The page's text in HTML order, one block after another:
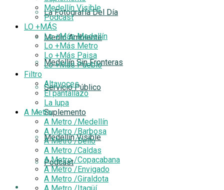
La Fotografía Del Día
Medio Ambiente
Medellín Sin Fronteras
Servicio Público
Suplemento
Medellín Visible
Podcast
LO +MÁS
Medellín Visible
Podcast
LO +MÁS
Lo +Más Medellín
Lo +Más Metro
Lo +Más Paisa
Lo +Más Pueblo
Filtro
Altavoces
El pantallazo
La lupa
A Metro
A Metro /Medellín
A Metro /Barbosa
A Metro /Bello
A Metro /Caldas
A Metro /Copacabana
A Metro /Envigado
A Metro /Giraldota